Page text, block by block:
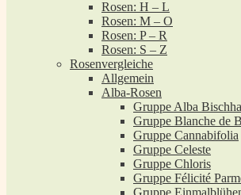
Rosen: H – L
Rosen: M – O
Rosen: P – R
Rosen: S – Z
Rosenvergleiche
Allgemein
Alba-Rosen
Gruppe Alba
Gruppe Blanche de
Gruppe Cannabifolia
Gruppe Celeste
Gruppe Chloris
Gruppe Félicité
Gruppe